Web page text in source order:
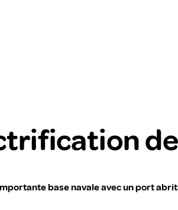
base navale avec un port